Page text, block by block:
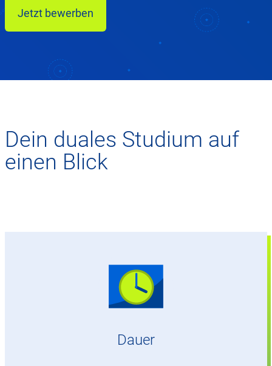
Jetzt bewerben
Dein duales Studium auf
einen Blick
Dauer
3 Semester englischsprachiges Studium plus 2,5–
3,5 Jahre Ausbildung